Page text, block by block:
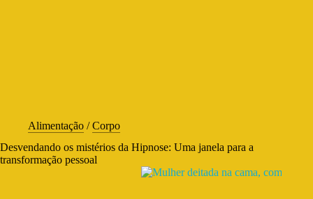
Alimentação /Corpo
Desvendando os mistérios da Hipnose: Uma janela para a
transformação pessoal